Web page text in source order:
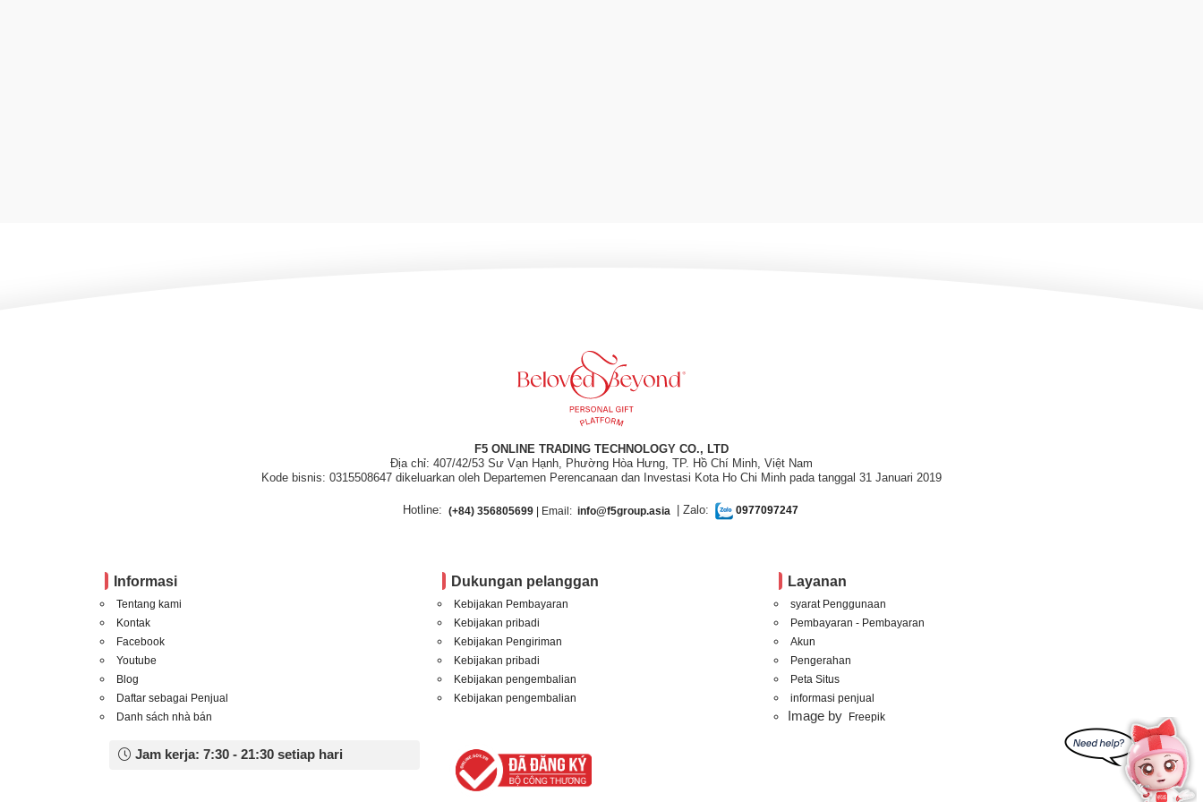
F5 ONLINE TRADING TECHNOLOGY CO., LTD
Địa chỉ: 407/42/53 Sư Vạn Hạnh, Phường Hòa Hưng, TP. Hồ Chí Minh, Việt Nam
Kode bisnis: 0315508647 dikeluarkan oleh Departemen Perencanaan dan Investasi Kota Ho Chi Minh pada tanggal 31 Januari 2019
Hotline: (+84) 356805699| Email: info@f5group.asia | Zalo: 0977097247
Informasi
Tentang kami
Kontak
Facebook
Youtube
Blog
Daftar sebagai Penjual
Danh sách nhà bán
Dukungan pelanggan
Kebijakan Pembayaran
Kebijakan pribadi
Kebijakan Pengiriman
Kebijakan pribadi
Kebijakan pengembalian
Kebijakan pengembalian
Layanan
syarat Penggunaan
Pembayaran - Pembayaran
Akun
Pengerahan
Peta Situs
informasi penjual
Image by Freepik
Jam kerja: 7:30 - 21:30 setiap hari